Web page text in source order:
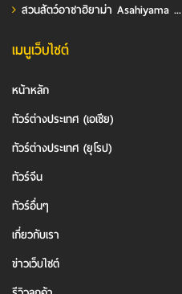
สวนสัตว์อาซาฮิยาม่า Asahiyama ...
เมนูเว็บไซต์
หน้าหลัก
ทัวร์ต่างประเทศ (เอเชีย)
ทัวร์ต่างประเทศ (ยุโรป)
ทัวร์จีน
ทัวร์อื่นๆ
เกี่ยวกับเรา
ข่าวเว็บไซต์